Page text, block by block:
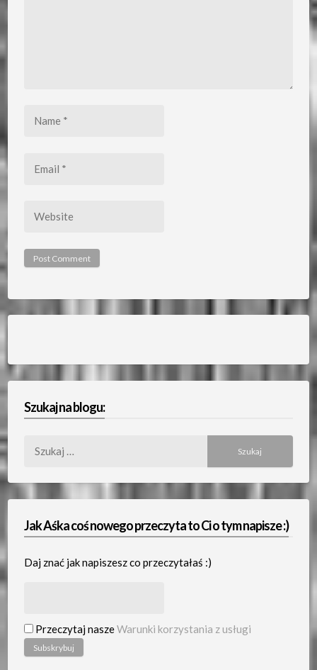
Szukaj na blogu:
Jak Aśka coś nowego przeczyta to Ci o tym napisze :)
Daj znać jak napiszesz co przeczytałaś :)
Przeczytaj naszeWarunki korzystania z usługi